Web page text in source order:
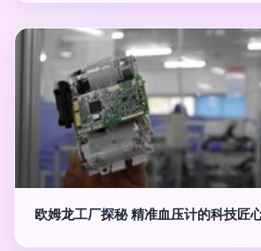
欧姆龙工厂探秘 精准血压计的科技匠